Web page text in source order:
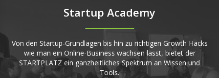
Startup Academy
Von den Startup-Grundlagen bis hin zu richtigen Growth Hacks
wie man ein Online-Business wachsen lässt, bietet der
STARTPLATZ ein ganzheitliches Spektrum an Wissen und
Tools.